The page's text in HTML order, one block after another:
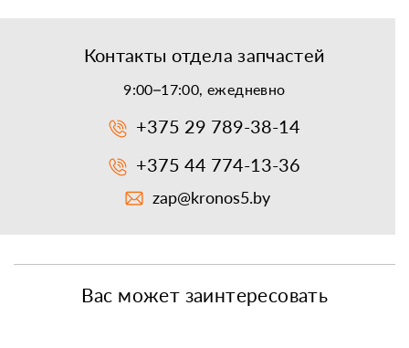
Контакты отдела запчастей
9:00–17:00, ежедневно
+375 29 789-38-14
+375 44 774-13-36
zap@kronos5.by
Вас может заинтересовать